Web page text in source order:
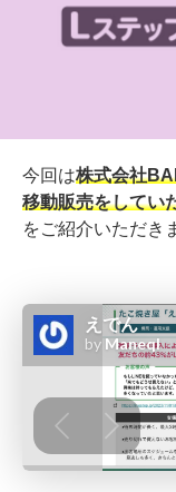
今回は株式会社
移動販売をしてい
をご紹介いただき